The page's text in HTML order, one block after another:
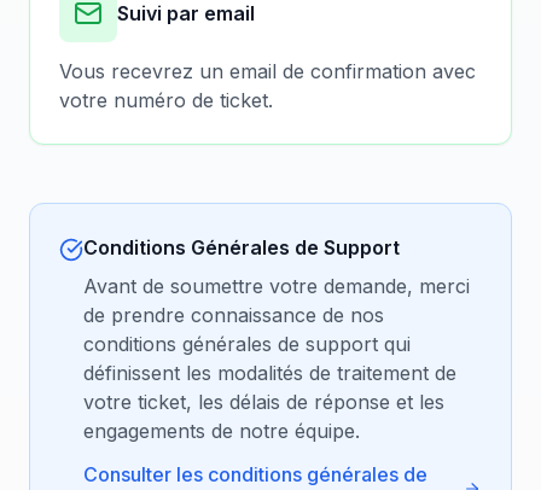
Suivi par email
Vous recevrez un email de confirmation avec
votre numéro de ticket.
Conditions Générales de Support
Avant de soumettre votre demande, merci
de prendre connaissance de nos
conditions générales de support qui
définissent les modalités de traitement de
votre ticket, les délais de réponse et les
engagements de notre équipe.
Consulter les conditions générales de